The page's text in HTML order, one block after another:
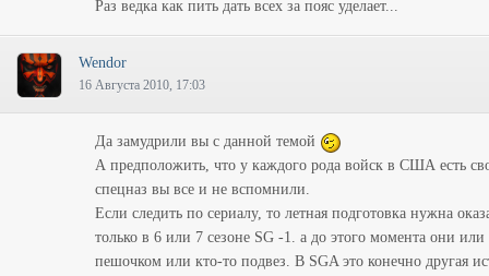
Раз ведка как пить дать всех за пояс уделает...
Wendor
16 Августа 2010, 17:03
Да замудрили вы с данной темой
А предположить, что у каждого рода войск в США есть
спецназ вы все и не вспомнили.
Если следить по сериалу, то летная подготовка нужна
только в 6 или 7 сезоне SG -1. а до этого момента они или
пешочком или кто-то подвез. В SGA это конечно другая